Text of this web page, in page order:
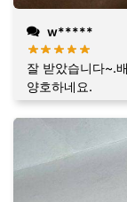
w*****
잘 받았습니다~.
양호하네요.